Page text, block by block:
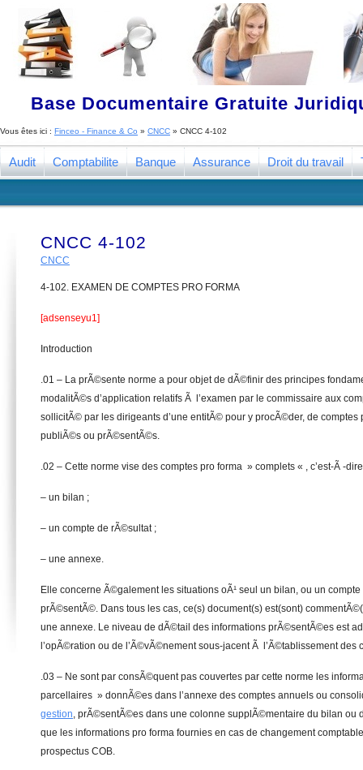
Base Documentaire Gratuite
Vous êtes ici : Finceo - Finance & Co » CNCC » CNCC 4-102
Audit Comptabilite Banque Assurance Droit du travail
CNCC 4-102
CNCC
4-102. EXAMEN DE COMPTES PRO FORMA
[adsenseyu1]
Introduction
.01 – La prÃ©sente norme a pour objet de dÃ©finir des principes
modalitÃ©s d’application relatifs Ã l’examen par le commissaire aux
sollicitÃ© par les dirigeants d’une entitÃ© pour y procÃ©der, de comptes
publiÃ©s ou prÃ©sentÃ©s.
.02 – Cette norme vise des comptes pro forma » complets « , c’est-Ã -
– un bilan ;
– un compte de rÃ©sultat ;
– une annexe.
Elle concerne Ã©galement les situations oÃ¹ seul un bilan, ou un
prÃ©sentÃ©. Dans tous les cas, ce(s) document(s) est(sont)
une annexe. Le niveau de dÃ©tail des informations prÃ©sentÃ©es est
l’opÃ©ration ou de l’Ã©vÃ©nement sous-jacent Ã l’Ã©tablissement des
.03 – Ne sont par consÃ©quent pas couvertes par cette norme les
parcellaires » donnÃ©es dans l’annexe des comptes annuels ou
gestion, prÃ©sentÃ©es dans une colonne supplÃ©mentaire du bilan ou
que les informations pro forma fournies en cas de changement
prospectus COB.